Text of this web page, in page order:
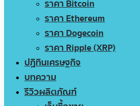
ราคา Bitcoin
ราคา Ethereum
ราคา Dogecoin
ราคา Ripple (XRP)
ปฏิทินเศรษฐกิจ
บทความ
รีวิวผลิตภัณฑ์